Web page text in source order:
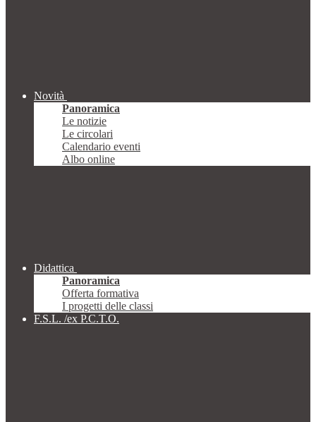
Novità
Panoramica
Le notizie
Le circolari
Calendario eventi
Albo online
Didattica
Panoramica
Offerta formativa
I progetti delle classi
F.S.L. /ex P.C.T.O.